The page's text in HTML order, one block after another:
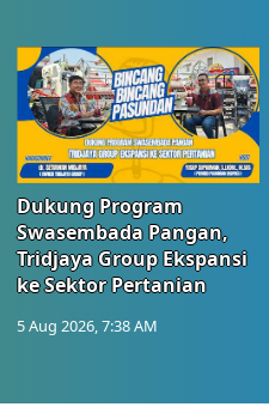
Dukung Program
Swasembada Pangan,
Tridjaya Group Ekspansi
ke Sektor Pertanian
5 Aug 2026, 7:38 AM